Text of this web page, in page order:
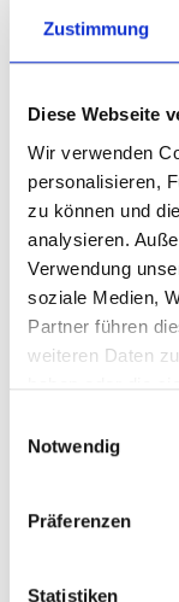
Zustimmung
Diese Webseite
Wir verwenden
personalisieren,
zu können und
analysieren.
Verwendung
soziale Medien,
Partner führen
weiteren Daten
Notwendig
Präferenzen
Statistiken
Mountainbikern